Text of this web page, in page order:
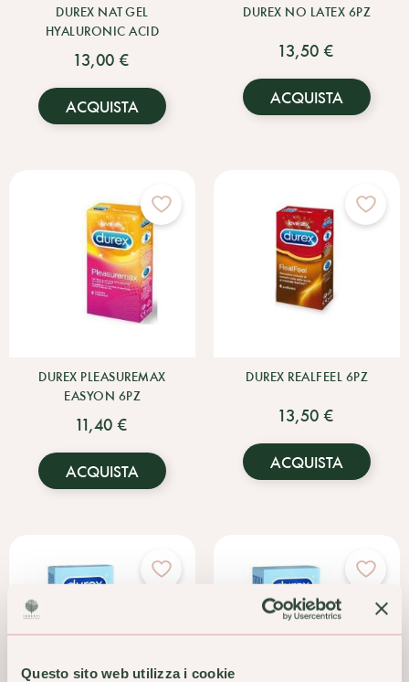
Questo sito web utilizza i cookie
DUREX NAT GEL
HYALURONIC ACID
13,00 €
ACQUISTA
DUREX NO LATEX 6PZ
13,50 €
ACQUISTA
DUREX PLEASUREMAX
EASYON 6PZ
11,40 €
ACQUISTA
DUREX REALFEEL 6PZ
13,50 €
ACQUISTA